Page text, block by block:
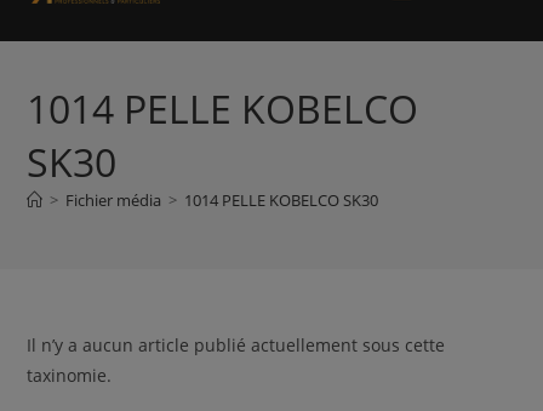
1014 PELLE KOBELCO
SK30
> Fichier média > 1014 PELLE KOBELCO SK30
Il n’y a aucun article publié actuellement sous cette
taxinomie.